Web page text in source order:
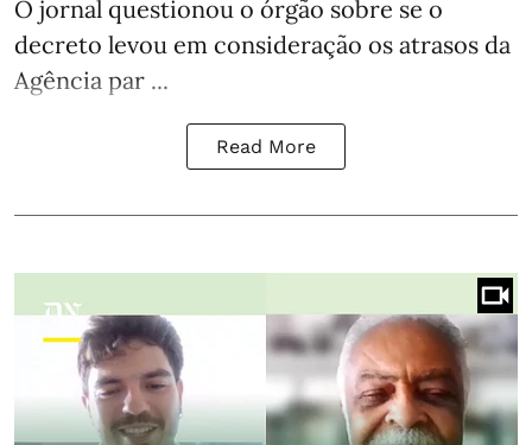
O jornal questionou o órgão sobre se o
decreto levou em consideração os atrasos da
Agência par ...
Read More